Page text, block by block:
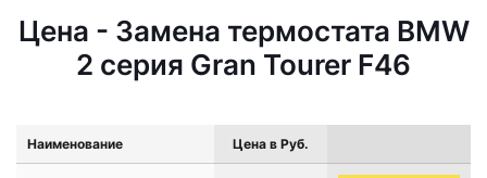
Цена - Замена термостата BMW
2 серия Gran Tourer F46
Наименование Цена в Руб.